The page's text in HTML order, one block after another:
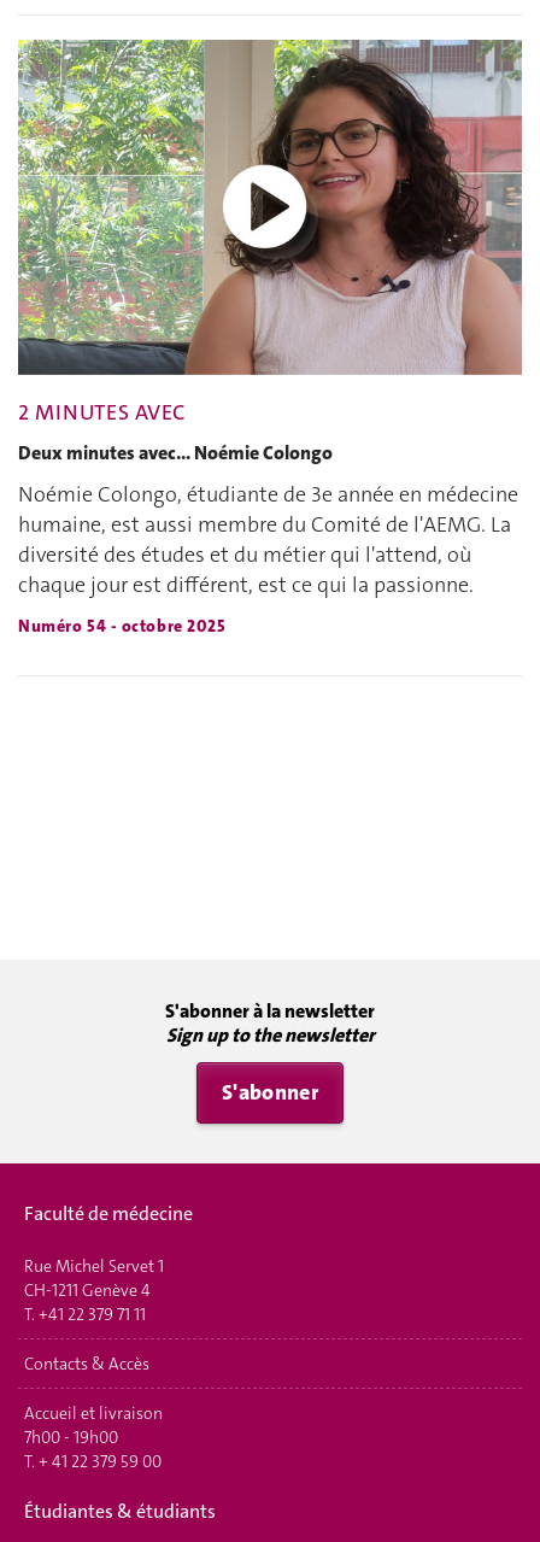
2 MINUTES AVEC
Deux minutes avec... Noémie Colongo
Noémie Colongo, étudiante de 3e année en médecine
humaine, est aussi membre du Comité de l'AEMG. La
diversité des études et du métier qui l'attend, où
chaque jour est différent, est ce qui la passionne.
Numéro 54 - octobre 2025
S'abonner à la newsletter
Sign up to the newsletter
S'abonner
Faculté de médecine
Rue Michel Servet 1
CH-1211 Genève 4
T. +41 22 379 71 11
Contacts & Accès
Accueil et livraison
7h00 - 19h00
T. + 41 22 379 59 00
Étudiantes & étudiants